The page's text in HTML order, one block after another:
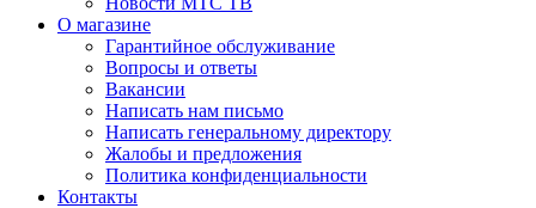
О магазине
Гарантийное обслуживание
Вопросы и ответы
Вакансии
Написать нам письмо
Написать генеральному директору
Жалобы и предложения
Политика конфиденциальности
Контакты